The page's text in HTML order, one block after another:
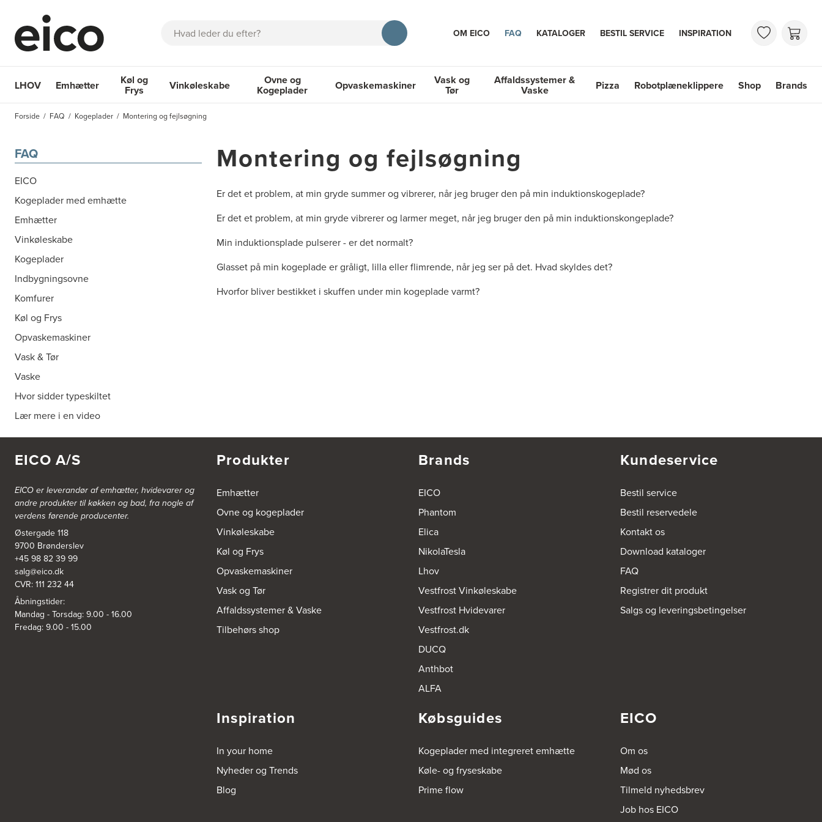
Søg OM EICO FAQ KATALOGER BESTIL SERVICE INSPIRATION
LHOV Emhætter
Emhætter
Køl og
Frys
Køl og Frys
Vinkøleskabe
Vinkøleskabe
Ovne og
Kogeplader Opvaskemaskiner Vask og
Tør
Affaldssystemer &
Vaske Pizza Robotplæneklippere Shop Brands
Forside FAQ Kogeplader Montering og fejlsøgning
FAQ
EICO
Kogeplader med emhætte
Emhætter
Vinkøleskabe
Kogeplader
Indbygningsovne
Komfurer
Køl og Frys
Opvaskemaskiner
Vask & Tør
Vaske
Hvor sidder typeskiltet
Lær mere i en video
Montering og fejlsøgning
Er det et problem, at min gryde summer og vibrerer, når jeg bruger den på min induktionskogeplade?
Er det et problem, at min gryde vibrerer og larmer meget, når jeg bruger den på min induktionskongeplade?
Min induktionsplade pulserer - er det normalt?
Glasset på min kogeplade er gråligt, lilla eller flimrende, når jeg ser på det. Hvad skyldes det?
Hvorfor bliver bestikket i skuffen under min kogeplade varmt?
EICO A/S
EICO er leverandør af emhætter, hvidevarer og
andre produkter til køkken og bad, fra nogle af
verdens førende producenter.
Østergade 118
9700 Brønderslev
+45 98 82 39 99
salg@eico.dk
CVR: 111 232 44
Åbningstider:
Mandag - Torsdag: 9.00 - 16.00
Fredag: 9.00 - 15.00
Produkter
Emhætter
Ovne og kogeplader
Vinkøleskabe
Køl og Frys
Opvaskemaskiner
Vask og Tør
Affaldssystemer & Vaske
Tilbehørs shop
Brands
EICO
Phantom
Elica
NikolaTesla
Lhov
Vestfrost Vinkøleskabe
Vestfrost Hvidevarer
Vestfrost.dk
DUCQ
Anthbot
ALFA
Kundeservice
Bestil service
Bestil reservedele
Kontakt os
Download kataloger
FAQ
Registrer dit produkt
Salgs og leveringsbetingelser
Inspiration
In your home
Nyheder og Trends
Blog
Købsguides
Kogeplader med integreret emhætte
Køle- og fryseskabe
Prime flow
EICO
Om os
Mød os
Tilmeld nyhedsbrev
Job hos EICO